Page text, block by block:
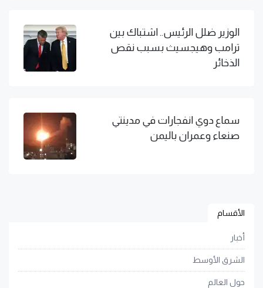
الوزير ضلل الرئيس.. اشتباك بين
ترامب وهيجسيث بسبب نقص
الذخائر
سماع دوي انفجارات في مدينتي
صنعاء وعمران باليمن
الأقسام
أخبار
الشرق الأوسط
حول العالم